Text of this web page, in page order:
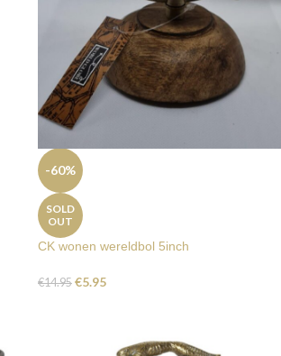
-60%
SOLD
OUT
CK wonen wereldbol 5inch
€14.95 €5.95